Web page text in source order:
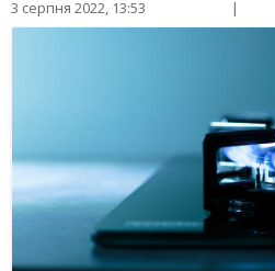
3 серпня 2022, 13:53 |